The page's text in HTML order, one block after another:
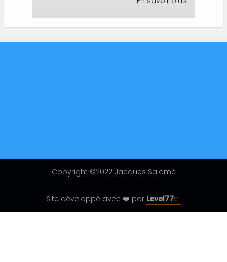
de
Copyright ©2022 Jacques Salomé
Site développé avec ❤️ par Level77